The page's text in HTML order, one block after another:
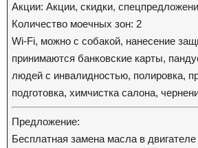
Акции: Акции, скидки,
Количество моечных зон: 2
Wi-Fi, можно с собакой, нанесение
принимаются банковские карты,
людей с инвалидностью, полировка,
подготовка, химчистка салона,
Предложение:
Бесплатная замена масла в двигателе